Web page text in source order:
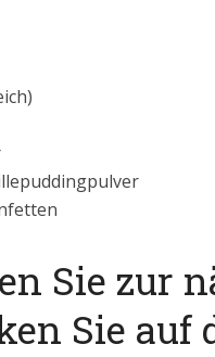
Sie zur
Sie auf